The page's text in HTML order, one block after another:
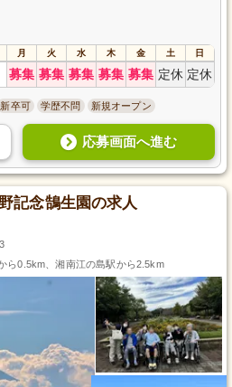
月 火 水 木 金 土 日
募集 募集 募集 募集 募集 定休 定休
新卒可 学歴不問 新規オープン
応募画面へ進む
記念鵠生園の求人
ら0.5km、湘南江の島駅から2.5km